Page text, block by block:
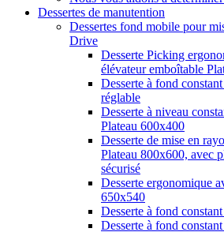
Dessertes de manutention
Dessertes fond mobile pour
Drive
Desserte Picking
élévateur emboîtable
Desserte à fond
réglable
Desserte à niveau
Plateau 600x400
Desserte de mise en
Plateau 800x600, avec
sécurisé
Desserte ergonomique
650x540
Desserte à fond
Desserte à fond